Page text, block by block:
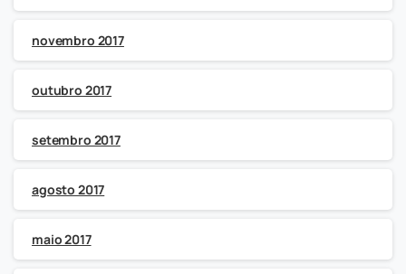
novembro 2017
outubro 2017
setembro 2017
agosto 2017
maio 2017